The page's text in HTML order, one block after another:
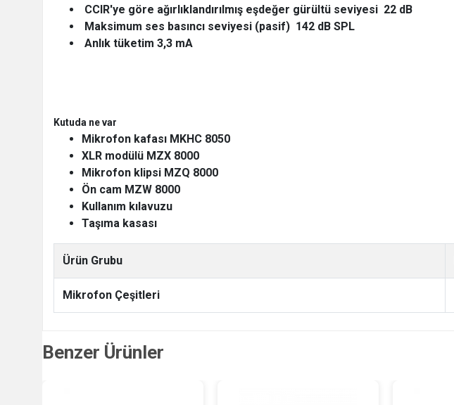
CCIR'ye göre ağırlıklandırılmış eşdeğer gürültü seviyesi 22 dB
Maksimum ses basıncı seviyesi (pasif) 142 dB SPL
Anlık tüketim 3,3 mA
Kutuda ne var
Mikrofon kafası MKHC 8050
XLR modülü MZX 8000
Mikrofon klipsi MZQ 8000
Ön cam MZW 8000
Kullanım kılavuzu
Taşıma kasası
Ürün Grubu
Mikrofon Çeşitleri
Benzer Ürünler